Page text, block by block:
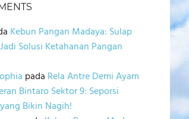
Kebun Pangan Madaya: Sulap
Solusi Ketahanan Pangan
pada Rela Antre Demi Ayam
Bintaro Sektor 9: Seporsi
Bikin Nagih!